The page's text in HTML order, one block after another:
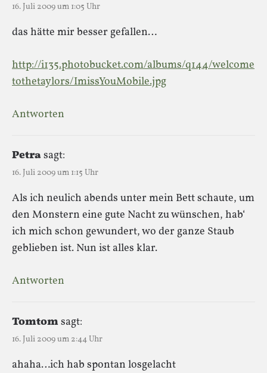
16. Juli 2009 um 1:05 Uhr
das hätte mir besser gefallen…
http://i135.photobucket.com/albums/q144/welcome
tothetaylors/ImissYouMobile.jpg
Antworten
Petrasagt:
16. Juli 2009 um 1:15 Uhr
Als ich neulich abends unter mein Bett schaute, um
den Monstern eine gute Nacht zu wünschen, hab‘
ich mich schon gewundert, wo der ganze Staub
geblieben ist. Nun ist alles klar.
Antworten
Tomtomsagt:
16. Juli 2009 um 2:44 Uhr
ahaha…ich hab spontan losgelacht